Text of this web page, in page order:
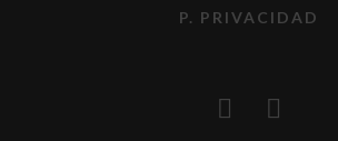
P. PRIVACIDAD